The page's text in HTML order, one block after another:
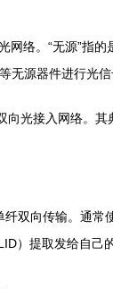
网络。“无源”指
无源器件进行光
向光接入网络。
纤双向传输。通
）提取发给自己